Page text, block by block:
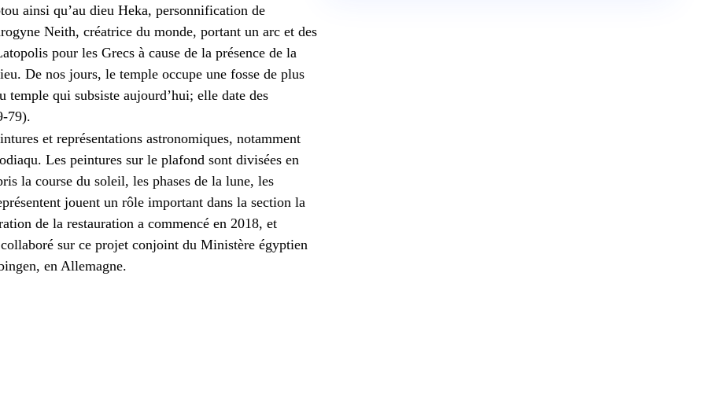
ainsi qu’au dieu Heka, personnification de
Neith, créatrice du monde, portant un arc et des
pour les Grecs à cause de la présence de la
De nos jours, le temple occupe une fosse de plus
temple qui subsiste aujourd’hui; elle date des
79).
et représentations astronomiques, notamment
Les peintures sur le plafond sont divisées en
la course du soleil, les phases de la lune, les
jouent un rôle important dans la section la
de la restauration a commencé en 2018, et
sur ce projet conjoint du Ministère égyptien
en Allemagne.